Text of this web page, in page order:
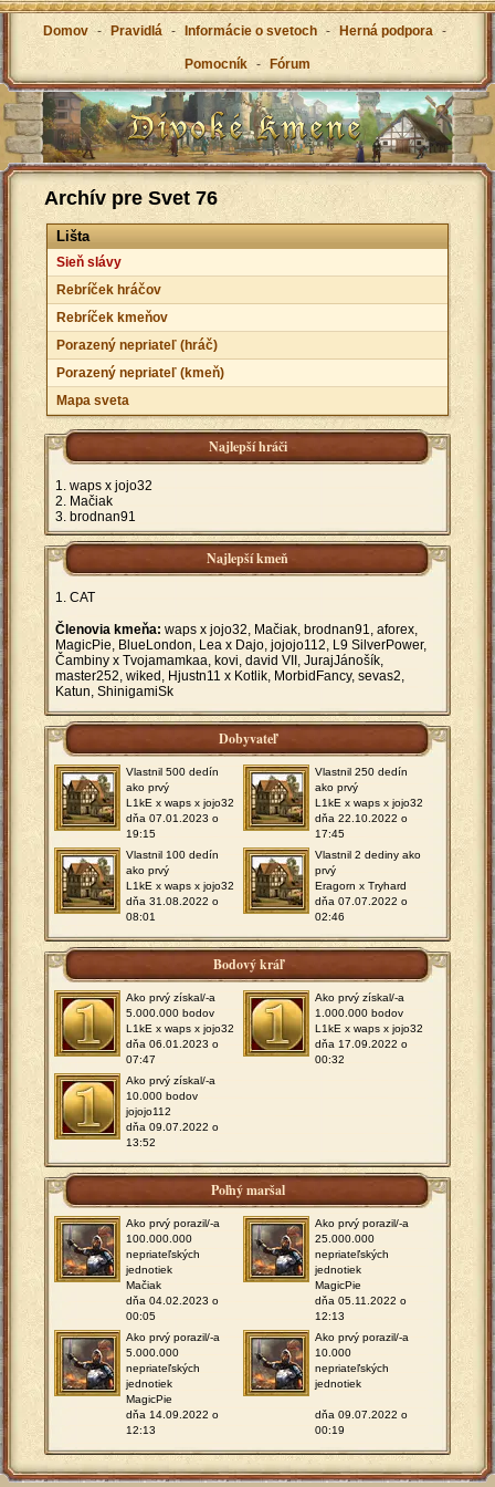
Domov - Pravidlá - Informácie o svetoch - Herná podpora -
Pomocník - Fórum
Archív pre Svet 76
Lišta
Sieň slávy
Rebríček hráčov
Rebríček kmeňov
Porazený nepriateľ (hráč)
Porazený nepriateľ (kmeň)
Mapa sveta
Najlepší hráči
waps x jojo32
Mačiak
brodnan91
Najlepší kmeň
CAT
Členovia kmeňa: waps x jojo32, Mačiak, brodnan91, aforex,
MagicPie, BlueLondon, Lea x Dajo, jojojo112, L9 SilverPower,
Čambiny x Tvojamamkaa, kovi, david VII, JurajJánošík,
master252, wiked, Hjustn11 x Kotlik, MorbidFancy, sevas2,
Katun, ShinigamiSk
Dobyvateľ
Vlastnil 500 dedín
ako prvý
L1kE x waps x jojo32
dňa 07.01.2023 o
19:15
Vlastnil 250 dedín
ako prvý
L1kE x waps x jojo32
dňa 22.10.2022 o
17:45
Vlastnil 100 dedín
ako prvý
L1kE x waps x jojo32
dňa 31.08.2022 o
08:01
Vlastnil 2 dediny ako
prvý
Eragorn x Tryhard
dňa 07.07.2022 o
02:46
Bodový kráľ
Ako prvý získal/-a
5.000.000 bodov
L1kE x waps x jojo32
dňa 06.01.2023 o
07:47
Ako prvý získal/-a
1.000.000 bodov
L1kE x waps x jojo32
dňa 17.09.2022 o
00:32
Ako prvý získal/-a
10.000 bodov
jojojo112
dňa 09.07.2022 o
13:52
Poľný maršal
Ako prvý porazil/-a
100.000.000
nepriateľských
jednotiek
Mačiak
dňa 04.02.2023 o
00:05
Ako prvý porazil/-a
25.000.000
nepriateľských
jednotiek
MagicPie
dňa 05.11.2022 o
12:13
Ako prvý porazil/-a
5.000.000
nepriateľských
jednotiek
MagicPie
dňa 14.09.2022 o
12:13
Ako prvý porazil/-a
10.000
nepriateľských
jednotiek
dňa 09.07.2022 o
00:19